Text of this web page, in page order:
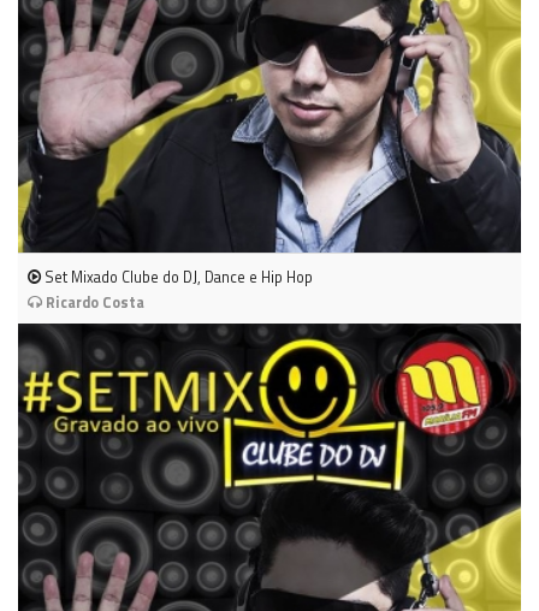
Set Mixado Clube do DJ, Dance e Hip Hop
Ricardo Costa